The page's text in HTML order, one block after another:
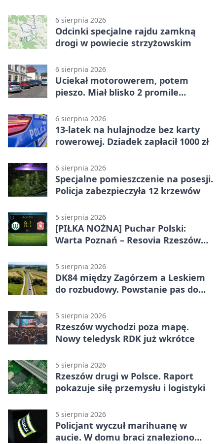
6 sierpnia 2026
Odcinki specjalne rajdu zamkną
drogi w powiecie strzyżowskim
6 sierpnia 2026
Uciekał motorowerem, potem
pieszo. Miał blisko 2 promile
6 sierpnia 2026
13-latek na hulajnodze bez karty
rowerowej. Dziadek zapłacił 1000 zł
6 sierpnia 2026
Specjalne pomieszczenie na posesji.
Policja zabezpieczyła 12 krzewów
5 sierpnia 2026
[PIŁKA NOŻNA] Puchar Polski:
Warta Poznań – Resovia Rzeszów
pierwszoligowca
5 sierpnia 2026
DK84 między Zagórzem a Leskiem
do rozbudowy. Powstanie pas do
5 sierpnia 2026
Rzeszów wychodzi poza mapę.
Nowy teledysk RDK już wkrótce
5 sierpnia 2026
Rzeszów drugi w Polsce. Raport
pokazuje siłę przemysłu i logistyki
5 sierpnia 2026
Policjant wyczuł marihuanę w
aucie. W domu braci znaleziono